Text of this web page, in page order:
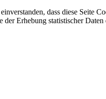
dass diese Seite
Erhebung statistischer